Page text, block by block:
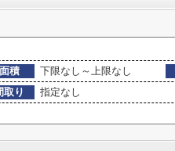
面積 下限なし～上限なし
取り
指定なし